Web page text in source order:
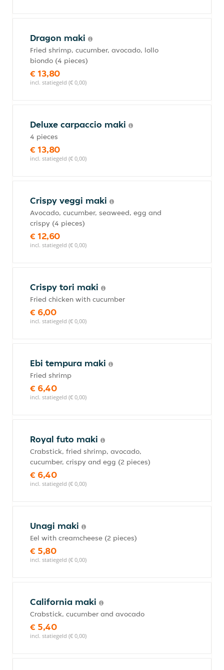
Dragon maki
Fried shrimp, cucumber, avocado, lollo
biondo (4 pieces)
€ 13,80
incl. statiegeld (€ 0,00)
Deluxe carpaccio maki
4 pieces
€ 13,80
incl. statiegeld (€ 0,00)
Crispy veggi maki
Avocado, cucumber, seaweed, egg and
crispy (4 pieces)
€ 12,60
incl. statiegeld (€ 0,00)
Crispy tori maki
Fried chicken with cucumber
€ 6,00
incl. statiegeld (€ 0,00)
Ebi tempura maki
Fried shrimp
€ 6,40
incl. statiegeld (€ 0,00)
Royal futo maki
Crabstick, fried shrimp, avocado,
cucumber, crispy and egg (2 pieces)
€ 6,40
incl. statiegeld (€ 0,00)
Unagi maki
Eel with creamcheese (2 pieces)
€ 5,80
incl. statiegeld (€ 0,00)
California maki
Crabstick, cucumber and avocado
€ 5,40
incl. statiegeld (€ 0,00)